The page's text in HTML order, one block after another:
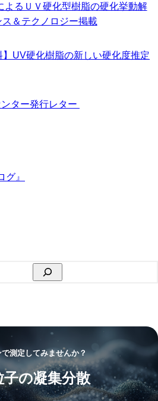
よるＵＶ硬化型樹脂の硬化挙動解
＆テクノロジー掲載
】UV硬化樹脂の新しい硬化度推定
ター発行レター
グ』
検
索
で測定してみませんか？
の凝集分散